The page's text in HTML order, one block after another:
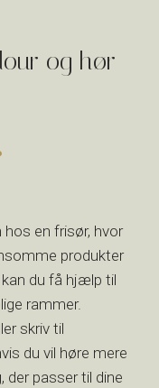
og hør
en frisør, hvor
produkter
du få hjælp til
rammer.
skriv til
du vil høre mere
der passer til dine